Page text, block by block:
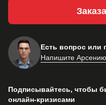
Подписывайтесь, чтобы
онлайн-кризисами
Есть вопрос или
Напишите Арсению